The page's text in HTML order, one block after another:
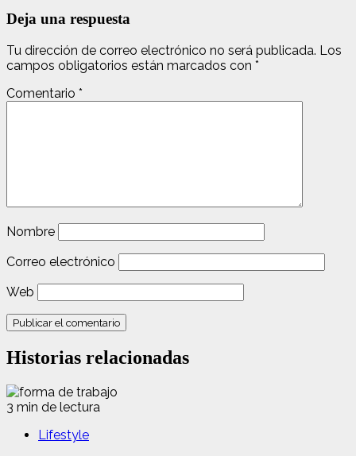
Deja una respuesta
Tu dirección de correo electrónico no será publicada. Los
campos obligatorios están marcados con *
Comentario *
Nombre
Correo electrónico
Web
Historias relacionadas
3 min de lectura
Lifestyle